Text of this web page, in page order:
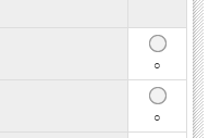
○
○